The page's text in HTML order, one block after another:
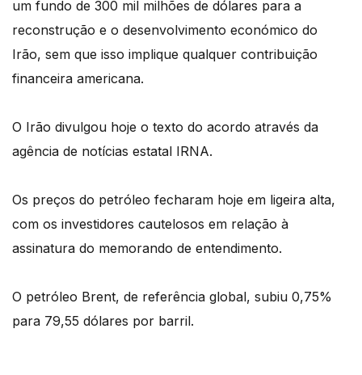
um fundo de 300 mil milhões de dólares para a
reconstrução e o desenvolvimento económico do
Irão, sem que isso implique qualquer contribuição
financeira americana.
O Irão divulgou hoje o texto do acordo através da
agência de notícias estatal IRNA.
Os preços do petróleo fecharam hoje em ligeira alta,
com os investidores cautelosos em relação à
assinatura do memorando de entendimento.
O petróleo Brent, de referência global, subiu 0,75%
para 79,55 dólares por barril.